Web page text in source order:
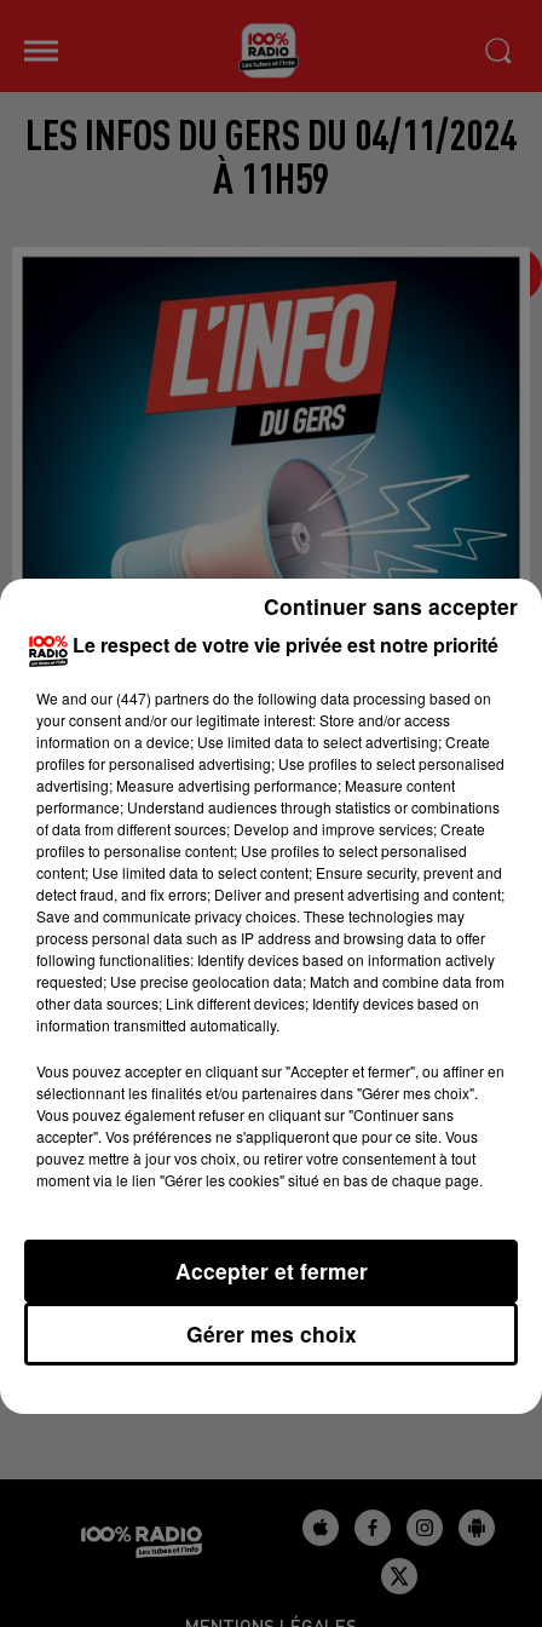
LES INFOS DU GERS DU 04/11/2024
À 11H59
Lecture (2 min 22 sec)
100%
4 novembre 2024 - 2 min 22 sec
LES INFOS DU GERS DU 04/11/2024 À 11H59
Le respect de votre vie privée est notre priorité
We and our (447) partnersdo the following data processing based on
your consent and/or our legitimate interest: Store and/or access
information on a device; Use limited data to select advertising; Create
profiles for personalised advertising; Use profiles to select personalised
advertising; Measure advertising performance; Measure content
performance; Understand audiences through statistics or combinations
of data from different sources; Develop and improve services; Create
profiles to personalise content; Use profiles to select personalised
content; Use limited data to select content; Ensure security, prevent and
detect fraud, and fix errors; Deliver and present advertising and content;
Save and communicate privacy choices. These technologies may
process personal data such as IP address and browsing data to offer
following functionalities: Identify devices based on information actively
requested; Use precise geolocation data; Match and combine data from
other data sources; Link different devices; Identify devices based on
information transmitted automatically.
Vous pouvez accepter en cliquant sur "Accepter et fermer", ou affiner en
sélectionnant les finalités et/ou partenaires dans "Gérer mes choix".
Vous pouvez également refuser en cliquant sur "Continuer sans
accepter". Vos préférences ne s'appliqueront que pour ce site. Vous
pouvez mettre à jour vos choix, ou retirer votre consentement à tout
moment via le lien "Gérer les cookies" situé en bas de chaque page.
Gérer mes choix
Accepter et fermer
Continuer sans accepter